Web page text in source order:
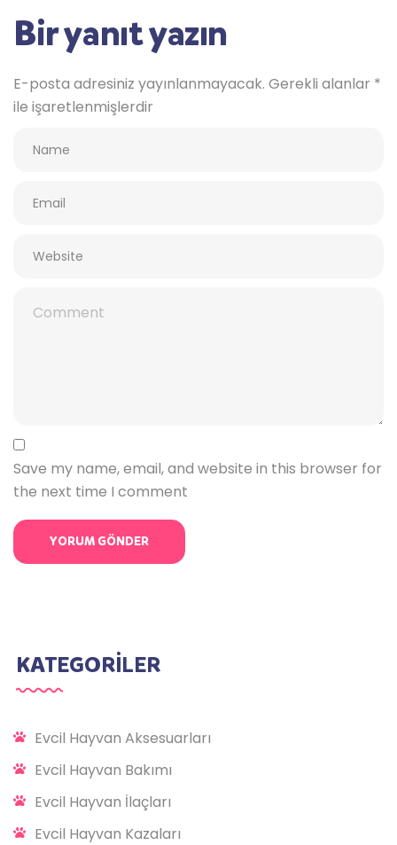
Bir yanıt yazın
E-posta adresiniz yayınlanmayacak. Gerekli alanlar *
ile işaretlenmişlerdir
Save my name, email, and website in this browser for
the next time I comment
KATEGORİLER
Evcil Hayvan Aksesuarları
Evcil Hayvan Bakımı
Evcil Hayvan İlaçları
Evcil Hayvan Kazaları